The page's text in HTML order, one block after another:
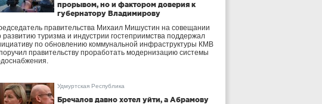
прорывом, но и фактором доверия к
губернатору Владимирову
правительства Михаил Мишустин на совещании
развитию туризма и индустрии гостеприимства поддержал
по обновлению коммунальной инфраструктуры КМВ
правительству проработать модернизацию системы
Удмуртская Республика
Бречалов давно хотел уйти, а Абрамову